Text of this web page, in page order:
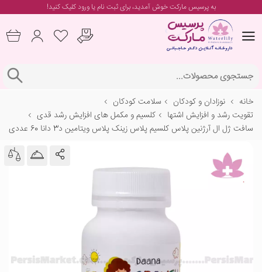
به پرسیس مارکت خوش آمدید، برایثبت نام یا ورودکلیک کنید!
خانه نوزادان و کودکان
سلامت کودکان
تقویت رشد و افزایش اشتها
کلسیم و مکمل های افزایش رشد قدی
سافت ژل ال آرژنین پلاس کلسیم پلاس زینک پلاس ویتامین د3 دانا 60 عددی